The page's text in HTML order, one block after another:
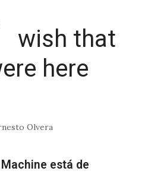
wish that
here
Olvera
está de